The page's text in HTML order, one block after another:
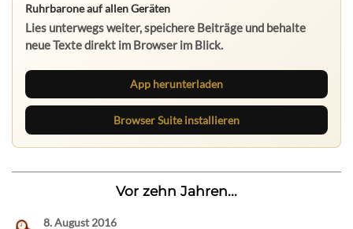
Ruhrbarone auf allen Geräten
Lies unterwegs weiter, speichere Beiträge und behalte
neue Texte direkt im Browser im Blick.
App herunterladen
Browser Suite installieren
Vor zehn Jahren...
8. August 2016